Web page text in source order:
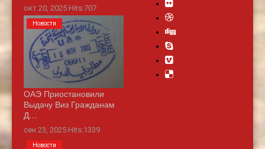
окт 20, 2025 Hits:707
ОАЭ Приостановили
Выдачу Виз Гражданам
Д…
сен 23, 2025 Hits:1339
Новости
Новости